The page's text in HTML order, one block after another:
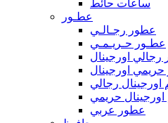
ساعات حائط
عطـور
عطور رجـالـي
عطـور حـريـمـي
رجالي اورجينال
اورجينال
اورجينال رجالي
اورجينال حريمي
عطور عربي